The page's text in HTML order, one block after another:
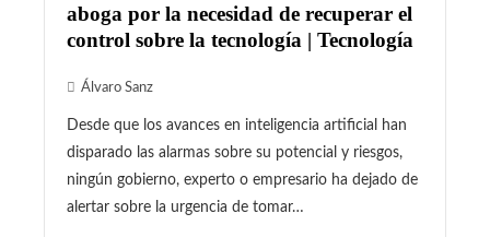
aboga por la necesidad de recuperar el
control sobre la tecnología | Tecnología
Álvaro Sanz
Desde que los avances en inteligencia artificial han
disparado las alarmas sobre su potencial y riesgos,
ningún gobierno, experto o empresario ha dejado de
alertar sobre la urgencia de tomar…